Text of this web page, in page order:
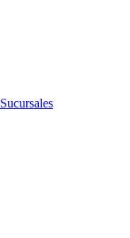
Sucursales